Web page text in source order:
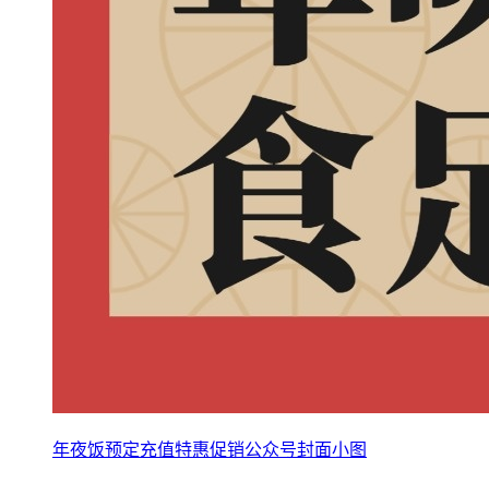
年夜饭预定充值特惠促销公众号封面小图